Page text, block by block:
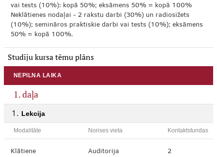
vai tests (10%): kopā 50%; eksāmens 50% = kopā 100%
Neklātienes nodaļai - 2 rakstu darbi (30%) un radiosižets
(10%); semināros praktiskie darbi vai tests (10%); eksāmens
50% = kopā 100%.
Studiju kursa tēmu plāns
NEPILNA LAIKA
1. daļa
Lekcija
Modalitāte Norises vieta Kontaktstundas
Klātiene Auditorija 2